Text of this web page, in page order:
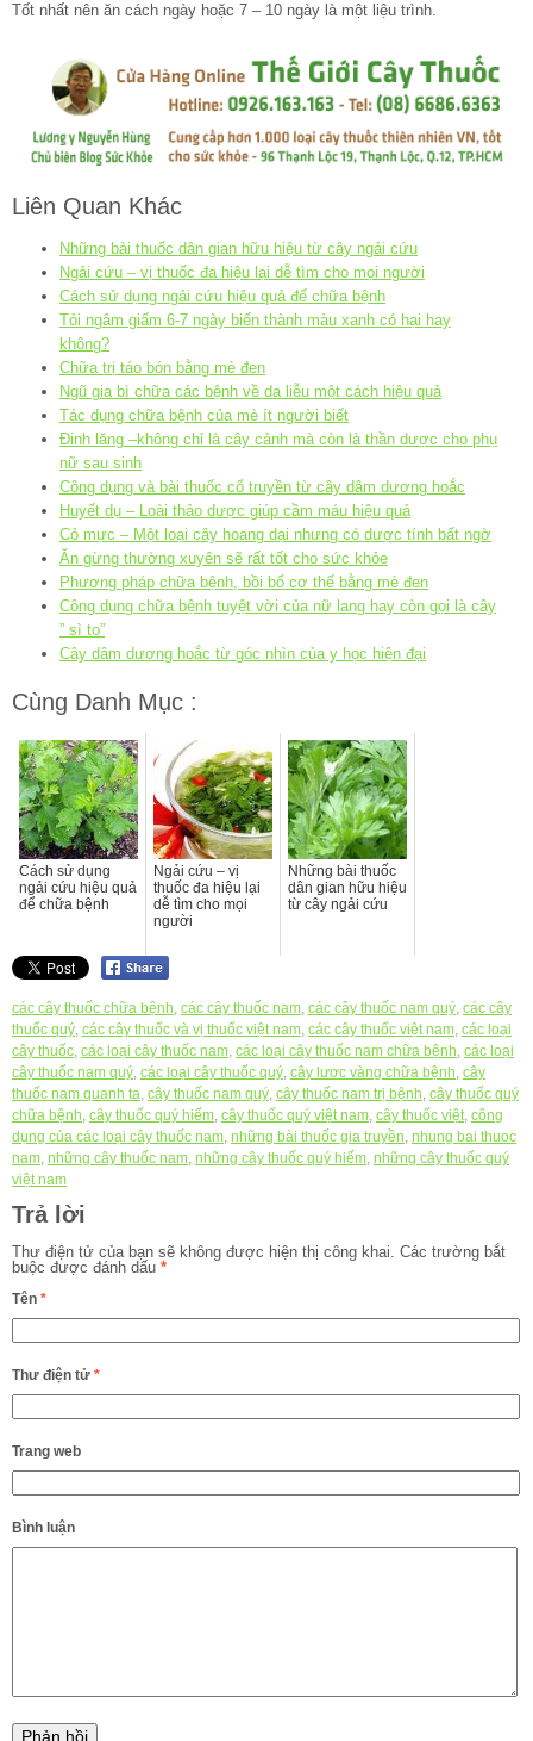
Tốt nhất nên ăn cách ngày hoặc 7 – 10 ngày là một liệu trình.
Liên Quan Khác
Những bài thuốc dân gian hữu hiệu từ cây ngải cứu
Ngải cứu – vị thuốc đa hiệu lại dễ tìm cho mọi người
Cách sử dụng ngải cứu hiệu quả để chữa bệnh
Tỏi ngâm giấm 6-7 ngày biến thành màu xanh có hại hay
không?
Chữa trị táo bón bằng mè đen
Ngũ gia bì chữa các bệnh về da liễu một cách hiệu quả
Tác dụng chữa bệnh của mè ít người biết
Đinh lăng –không chỉ là cây cảnh mà còn là thần dược cho phụ
nữ sau sinh
Công dụng và bài thuốc cổ truyền từ cây dâm dương hoắc
Huyết dụ – Loài thảo dược giúp cầm máu hiệu quả
Cỏ mực – Một loại cây hoang dại nhưng có dược tính bất ngờ
Ăn gừng thường xuyên sẽ rất tốt cho sức khỏe
Phương pháp chữa bệnh, bồi bổ cơ thể bằng mè đen
Công dụng chữa bệnh tuyệt vời của nữ lang hay còn gọi là cây
” sì to”
Cây dâm dương hoắc từ góc nhìn của y học hiện đại
Cùng Danh Mục :
Cách sử dụng
ngải cứu hiệu quả
để chữa bệnh
Ngải cứu – vị
thuốc đa hiệu lại
dễ tìm cho mọi
người
Những bài thuốc
dân gian hữu hiệu
từ cây ngải cứu
các cây thuốc chữa bệnh, các cây thuốc nam, các cây thuốc nam quý, các cây
thuốc quý, các cây thuốc và vị thuốc việt nam, các cây thuốc việt nam, các loại
cây thuốc, các loại cây thuốc nam, các loại cây thuốc nam chữa bệnh, các loại
cây thuốc nam quý, các loại cây thuốc quý, cây lươc vàng chữa bệnh, cây
thuốc nam quanh ta, cây thuốc nam quý, cây thuốc nam trị bệnh, cây thuốc quý
chữa bệnh, cây thuốc quý hiếm, cây thuốc quý việt nam, cây thuốc việt, công
dụng của các loại cây thuốc nam, những bài thuốc gia truyền, nhung bai thuoc
nam, những cây thuốc nam, những cây thuốc quý hiếm, những cây thuốc quý
việt nam
Trả lời
Thư điện tử của bạn sẽ không được hiện thị công khai. Các trường bắt
buộc được đánh dấu *
Tên *
Thư điện tử *
Trang web
Bình luận